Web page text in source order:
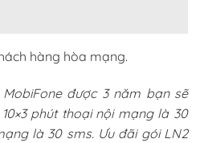
hàng hòa mạng.
được 3 năm bạn sẽ
phút thoại nội mạng là 30
là 30 sms. Ưu đãi gói LN2